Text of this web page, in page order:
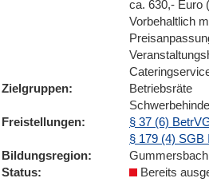
ca. 630,- Euro
Vorbehaltlich
Zielgruppen
Betriebsräte
Freistellungen
§ 37 (6)
§ 179 (4) SGB
Bildungsregion
Gummersbach
Status
Bereits